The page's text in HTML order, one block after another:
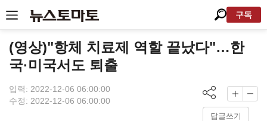
구독
(영상)"항체 치료제 역할 끝났다"…한
국·미국서도 퇴출
입력: 2022-12-06 06:00:00
수정: 2022-12-06 06:00:00
답글쓰기